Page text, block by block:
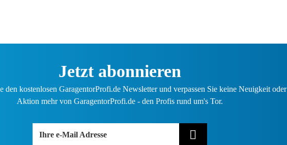
Jetzt abonnieren
den kostenlosen GaragentorProfi.de Newsletter und verpassen Sie keine Neuigkeit oder
Aktion mehr von GaragentorProfi.de - den Profis rund um's Tor.
Ihre e-Mail Adresse